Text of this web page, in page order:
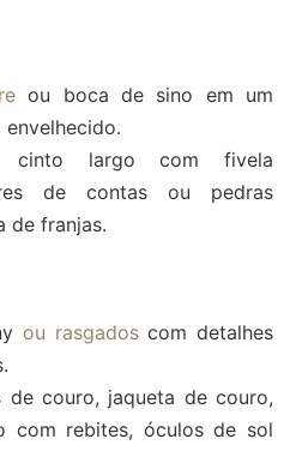
ou boca de sino em um
cinto largo com fivela
de contas ou pedras
de franjas.
ou rasgadoscom detalhes
de couro, jaqueta de couro,
com rebites, óculos de sol